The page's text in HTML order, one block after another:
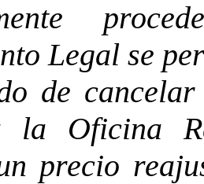
Legal se
de
la Oficina
precio